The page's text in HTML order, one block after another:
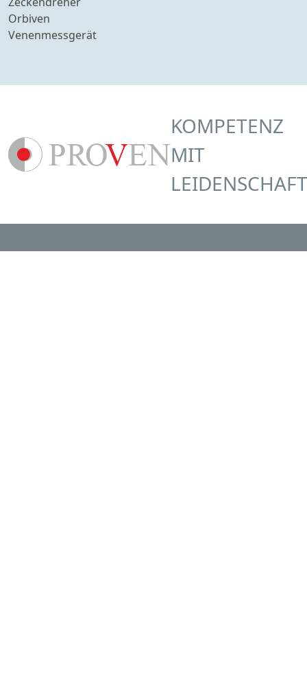
Orbiven
Venenmessgerät
KOMPETENZ
MIT
LEIDENSCHAFT